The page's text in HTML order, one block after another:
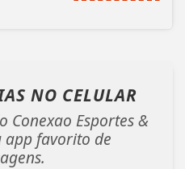
NO CELULAR
Conexao Esportes &
app favorito de